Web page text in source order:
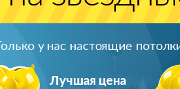
Только у нас настоящие
Лучшая цена